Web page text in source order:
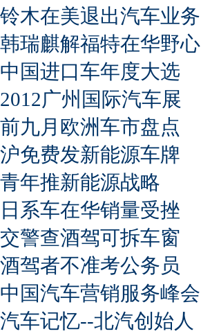
铃木在美退出汽车业务
韩瑞麒解福特在华野心
中国进口车年度大选
2012广州国际汽车展
前九月欧洲车市盘点
沪免费发新能源车牌
青年推新能源战略
日系车在华销量受挫
交警查酒驾可拆车窗
酒驾者不准考公务员
中国汽车营销服务峰会
汽车记忆--北汽创始人